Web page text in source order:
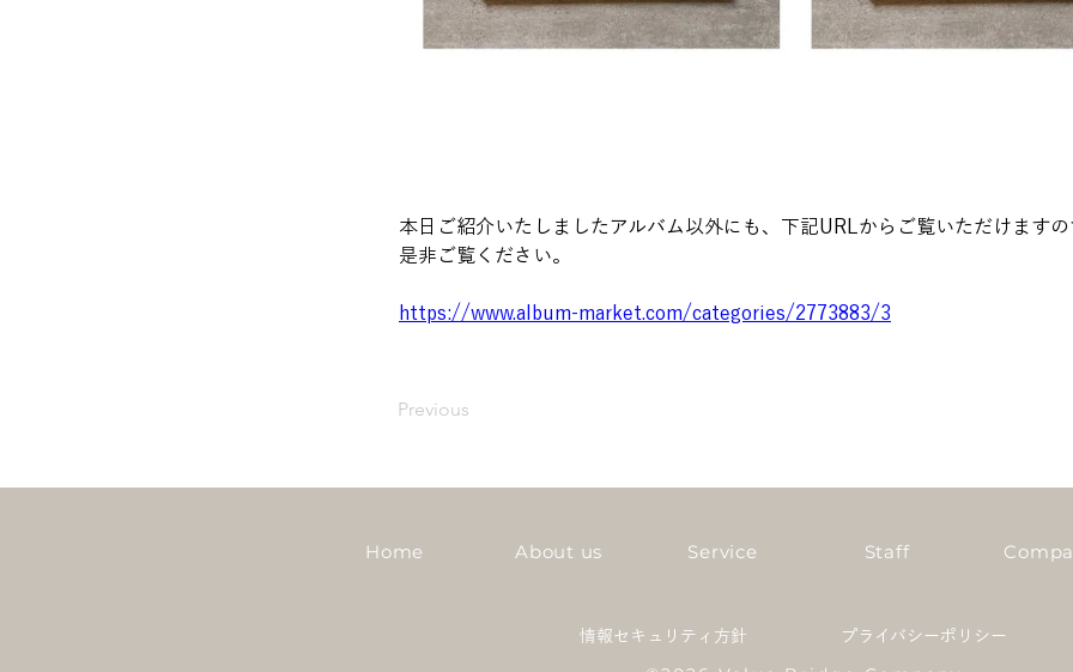
本日ご紹介いたしましたアルバム以外にも、下記URLからご覧いただけます
是非ご覧ください。
https://www.album-market.com/categories/2773883/3
Previous
Home About us Service Staff
情報セキュリティ方針 プライバシーポリシー